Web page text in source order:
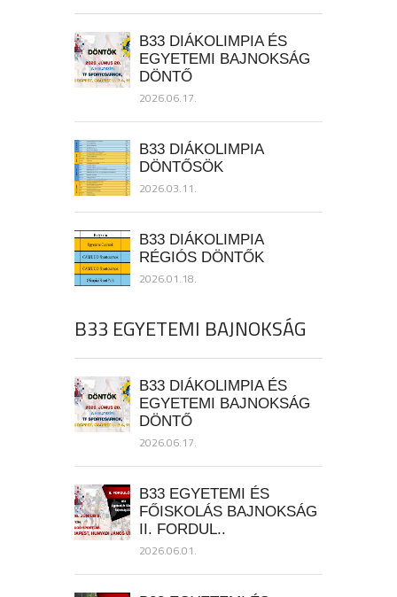
B33 DIÁKOLIMPIA ÉS
EGYETEMI BAJNOKSÁG
DÖNTŐ
2026.06.17.
B33 DIÁKOLIMPIA
DÖNTŐSÖK
2026.03.11.
B33 DIÁKOLIMPIA
RÉGIÓS DÖNTŐK
2026.01.18.
B33 EGYETEMI BAJNOKSÁG
B33 DIÁKOLIMPIA ÉS
EGYETEMI BAJNOKSÁG
DÖNTŐ
2026.06.17.
B33 EGYETEMI ÉS
FŐISKOLÁS BAJNOKSÁG
II. FORDUL..
2026.06.01.